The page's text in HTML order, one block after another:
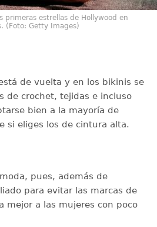
primeras estrellas de Hollywood en
(Foto: Getty Images)
de vuelta y en los bikinis se
de crochet, tejidas e incluso
bien a la mayoría de
si eliges los de cintura alta.
pues, además de
para evitar las marcas de
mejor a las mujeres con poco